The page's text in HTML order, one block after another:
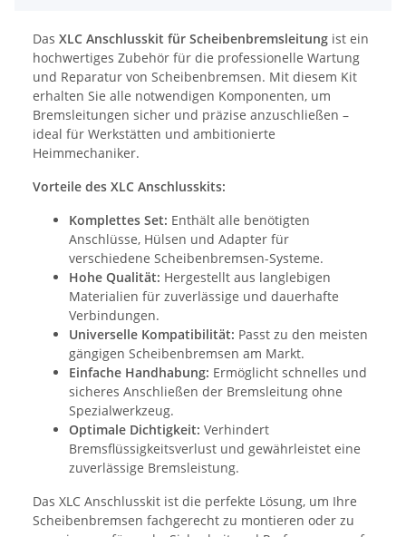
Das XLC Anschlusskit für Scheibenbremsleitung ist ein
hochwertiges Zubehör für die professionelle Wartung
und Reparatur von Scheibenbremsen. Mit diesem Kit
erhalten Sie alle notwendigen Komponenten, um
Bremsleitungen sicher und präzise anzuschließen –
ideal für Werkstätten und ambitionierte
Heimmechaniker.
Vorteile des XLC Anschlusskits:
Komplettes Set: Enthält alle benötigten
Anschlüsse, Hülsen und Adapter für
verschiedene Scheibenbremsen-Systeme.
Hohe Qualität: Hergestellt aus langlebigen
Materialien für zuverlässige und dauerhafte
Verbindungen.
Universelle Kompatibilität: Passt zu den meisten
gängigen Scheibenbremsen am Markt.
Einfache Handhabung: Ermöglicht schnelles und
sicheres Anschließen der Bremsleitung ohne
Spezialwerkzeug.
Optimale Dichtigkeit: Verhindert
Bremsflüssigkeitsverlust und gewährleistet eine
zuverlässige Bremsleistung.
Das XLC Anschlusskit ist die perfekte Lösung, um Ihre
Scheibenbremsen fachgerecht zu montieren oder zu